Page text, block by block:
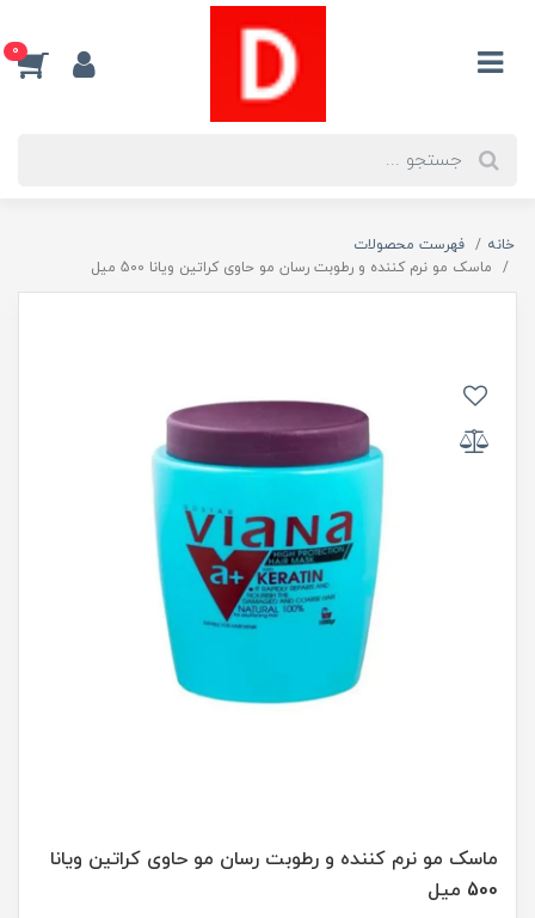
0
خانه
فهرست محصولات
ماسک مو نرم کننده و رطوبت رسان مو حاوی کراتین ویانا 500 میل
ماسک مو نرم کننده و رطوبت رسان مو حاوی کراتین ویانا
500 میل